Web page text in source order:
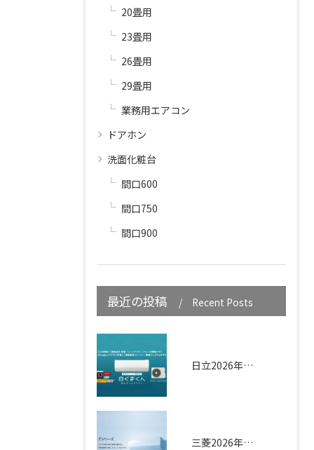
20畳用
23畳用
26畳用
29畳用
業務用エアコン
ドアホン
洗面化粧台
間口600
間口750
間口900
最近の投稿 Recent Posts
日立2026年｜白くまくん XJシリーズ
三菱2026年｜Zシリーズ